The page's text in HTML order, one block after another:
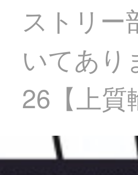
ストリー
いてあり
26【上質